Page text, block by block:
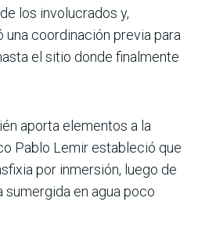
los involucrados y,
coordinación previa para
el sitio donde finalmente
aporta elementos a la
Pablo Lemir estableció que
por inmersión, luego de
en agua poco